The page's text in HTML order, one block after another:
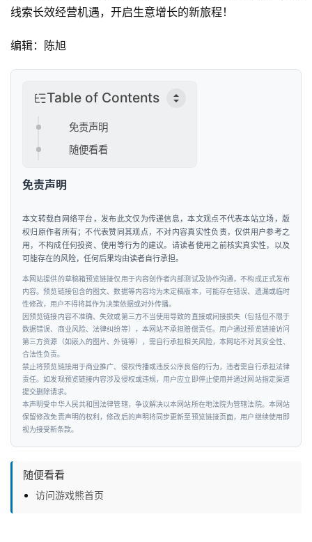
商
观
察
新
科
技
投
融
资
人
能
线索长效经营机遇，开启生意增长的新旅程！
编辑：陈旭
Table of Contents
免责声明
随便看看
免责声明
本文转载自网络平台，发布此文仅为传递信息，本文观点不代表本站立场，版
权归原作者所有；不代表赞同其观点，不对内容真实性负责，仅供用户参考之
用，不构成任何投资、使用等行为的建议。请读者使用之前核实真实性，以及
可能存在的风险，任何后果均由读者自行承担。
本网站提供的草稿箱预览链接仅用于内容创作者内部测试及协作沟通，不构成正式发布
内容。预览链接包含的图文、数据等内容均为未定稿版本，可能存在错误、遗漏或临时
性修改，用户不得将其作为决策依据或对外传播。
因预览链接内容不准确、失效或第三方不当使用导致的直接或间接损失（包括但不限于
数据错误、商业风险、法律纠纷等），本网站不承担赔偿责任。用户通过预览链接访问
第三方资源（如嵌入的图片、外链等），需自行承担相关风险，本网站不对其安全性、
合法性负责。
禁止将预览链接用于商业推广、侵权传播或违反公序良俗的行为，违者需自行承担法律
责任。如发现预览链接内容涉及侵权或违规，用户应立即停止使用并通过网站指定渠道
提交删除请求。
本声明受中华人民共和国法律管辖，争议解决以本网站所在地法院为管辖法院。本网站
保留修改免责声明的权利，修改后的声明将同步更新至预览链接页面，用户继续使用即
视为接受新条款。
随便看看
访问游戏熊首页